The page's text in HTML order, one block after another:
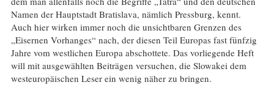
Namen der Hauptstadt Bratislava, nämlich Pressburg, kennt.
Auch hier wirken immer noch die unsichtbaren Grenzen des
„Eisernen Vorhanges“ nach, der diesen Teil Europas fast fünfzig
Jahre vom westlichen Europa abschottete. Das vorliegende Heft
will mit ausgewählten Beiträgen versuchen, die Slowakei dem
westeuropäischen Leser ein wenig näher zu bringen.